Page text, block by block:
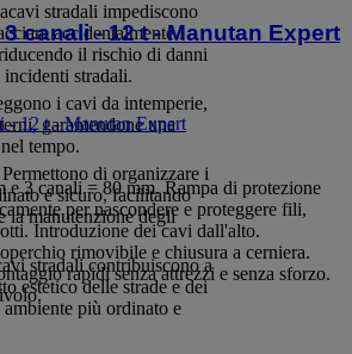
stradali impediscono
accidentalmente i
il rischio di danni
incidenti stradali.
i cavi da intemperie,
garantendone una
tempo.
di organizzare i
e sicuro, facilitando
la manutenzione degli
stradali contribuiscono a
estetico delle strade e dei
più ordinato e
canali - 12 t - Manutan Expert
- 12 t - Manutan Expert
e 3 canali = 80 mm. Rampa di protezione
per nascondere e proteggere fili,
Introduzione dei cavi dall'alto.
rimovibile e chiusura a cerniera.
rapidi senza attrezzi e senza sforzo.